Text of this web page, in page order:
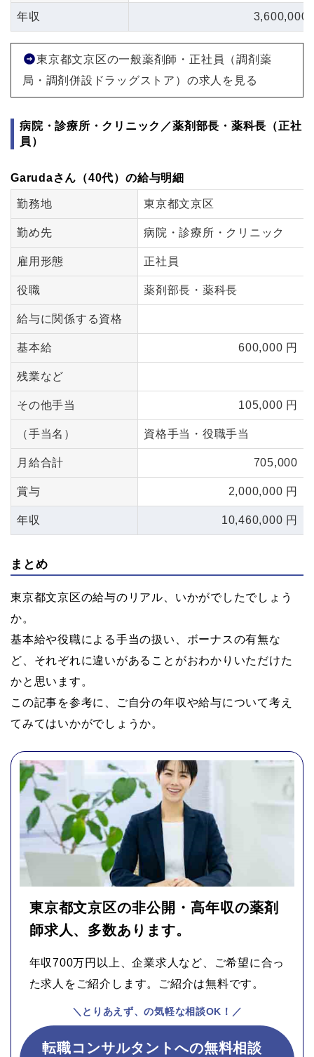
年収 3,600,000
東京都文京区の一般薬剤師・正社員（調剤薬
局・調剤併設ドラッグストア）の求人を見る
病院・診療所・クリニック／薬剤部長・薬科長（正社
員）
Garudaさん（40代）の給与明細
勤務地 東京都文京区
勤め先 病院・診療所・クリニック
雇用形態 正社員
役職 薬剤部長・薬科長
給与に関係する資格
基本給 600,000 円
残業など
その他手当 105,000 円
（手当名） 資格手当・役職手当
月給合計 705,000
賞与 2,000,000 円
年収 10,460,000 円
まとめ
東京都文京区の給与のリアル、いかがでしたでしょう
か。
基本給や役職による手当の扱い、ボーナスの有無な
ど、それぞれに違いがあることがおわかりいただけた
かと思います。
この記事を参考に、ご自分の年収や給与について考え
てみてはいかがでしょうか。
東京都文京区の非公開・高年収の薬剤
師求人、多数あります。
年収700万円以上、企業求人など、ご希望に合っ
た求人をご紹介します。ご紹介は無料です。
＼とりあえず、の気軽な相談OK！／
転職コンサルタントへの無料相談